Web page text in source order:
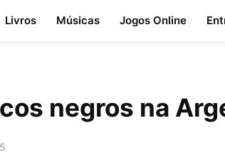
Livros Músicas Jogos Online
negros na